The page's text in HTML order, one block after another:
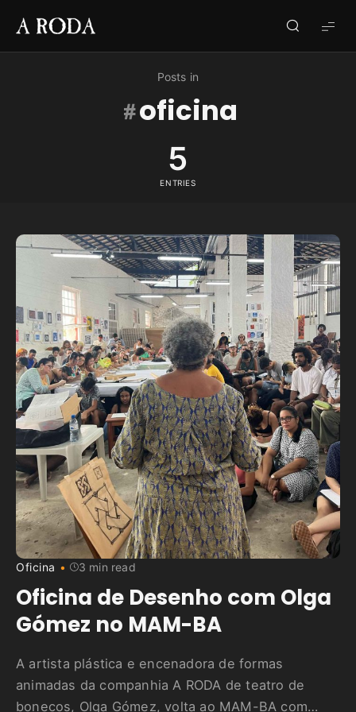
A
RODA
Posts in
oficina
5
ENTRIES
Oficina 3 min read
Oficina de Desenho com Olga
Gómez no MAM-BA
A artista plástica e encenadora de formas
animadas da companhia A RODA de teatro de
bonecos, Olga Gómez, volta ao MAM-BA com